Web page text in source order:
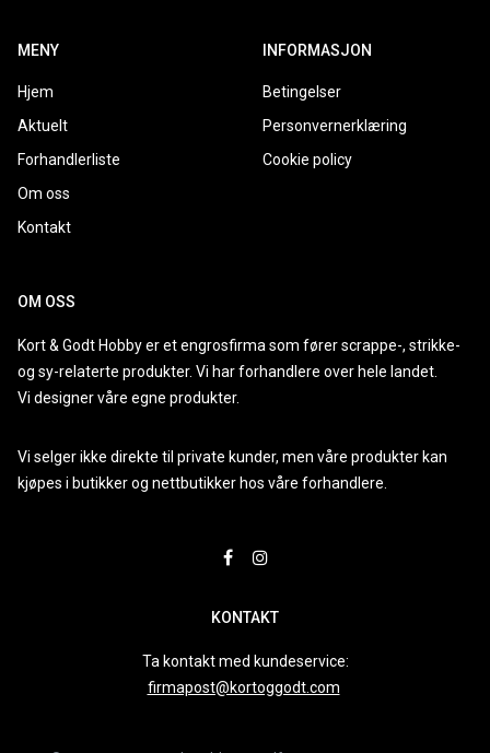
MENY
Hjem
Aktuelt
Forhandlerliste
Om oss
Kontakt
INFORMASJON
Betingelser
Personvernerklæring
Cookie policy
OM OSS
Kort & Godt Hobby er et engrosfirma som fører scrappe-, strikke-
og sy-relaterte produkter. Vi har forhandlere over hele landet.
Vi designer våre egne produkter.
Vi selger ikke direkte til private kunder, men våre produkter kan
kjøpes i butikker og nettbutikker hos våre forhandlere.
KONTAKT
Ta kontakt med kundeservice:
firmapost@kortoggodt.com